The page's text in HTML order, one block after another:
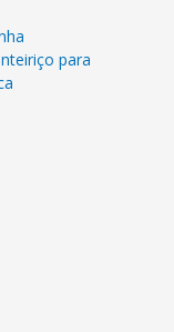
para